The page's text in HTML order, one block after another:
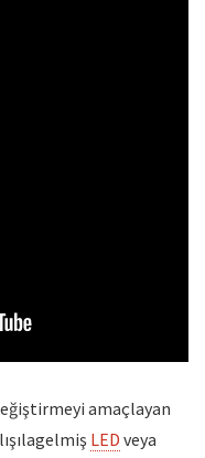
amaçlayan
LED veya